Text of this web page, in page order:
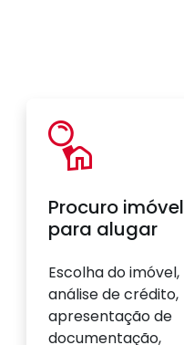
Procuro imóvel
para alugar
Escolha do imóvel,
análise de crédito,
apresentação de
documentação,